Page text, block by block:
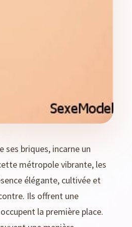
ses briques, incarne un
métropole vibrante, les
élégante, cultivée et
Ils offrent une
la première place.